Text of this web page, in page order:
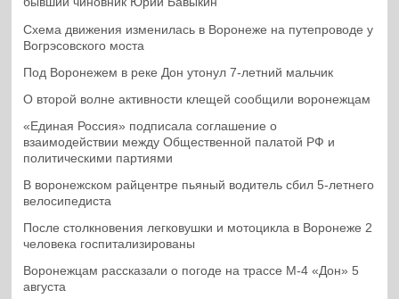
Схема движения изменилась в Воронеже на путепроводе у
Вогрэсовского моста
Под Воронежем в реке Дон утонул 7-летний мальчик
О второй волне активности клещей сообщили воронежцам
«Единая Россия» подписала соглашение о
взаимодействии между Общественной палатой РФ и
политическими партиями
В воронежском райцентре пьяный водитель сбил 5-летнего
велосипедиста
После столкновения легковушки и мотоцикла в Воронеже 2
человека госпитализированы
Воронежцам рассказали о погоде на трассе М-4 «Дон» 5
августа